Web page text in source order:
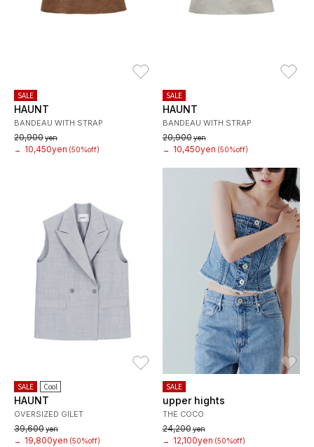
SALE
HAUNT
BANDEAU WITH STRAP
20,900yen
→
10,450yen (50%off)
SALE
HAUNT
BANDEAU WITH STRAP
20,900yen
→
10,450yen (50%off)
SALE Cool
HAUNT
OVERSIZED GILET
39,600yen
→
19,800yen (50%off)
SALE
upper hights
THE COCO
24,200yen
→
12,100yen (50%off)